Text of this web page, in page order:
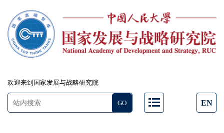
欢迎来到国家发展与战略研究院
EN